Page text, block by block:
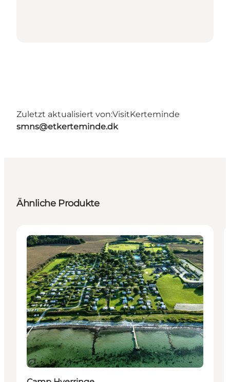
Zuletzt aktualisiert von:VisitKerteminde
smns@etkerteminde.dk
Ähnliche Produkte
Nachhaltig
Unterkünfte